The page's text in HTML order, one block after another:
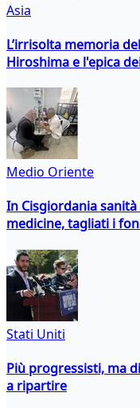
Asia
L’irrisolta memoria
Hiroshima e l'epica
Medio Oriente
In Cisgiordania
medicine, tagliati i
Stati Uniti
Più progressisti, ma
a ripartire